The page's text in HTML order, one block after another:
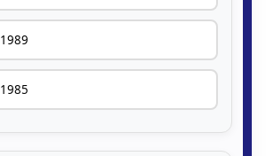
1989
1985